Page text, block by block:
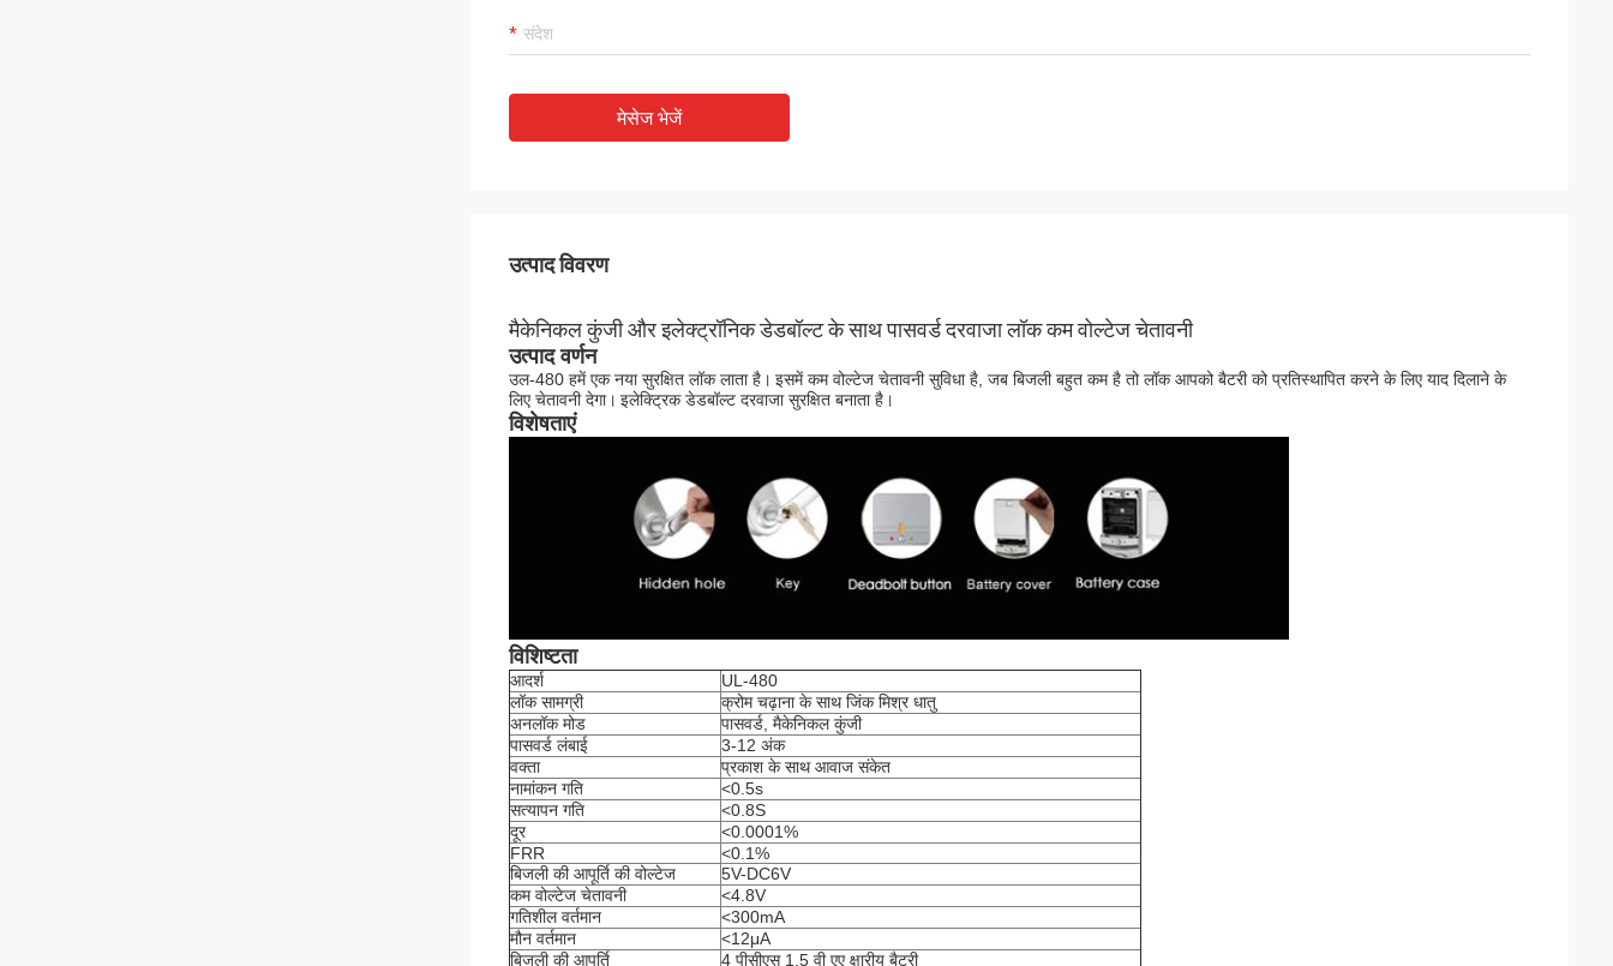
मेसेज भेजें
उत्पाद विवरण
मैकेनिकल कुंजी और इलेक्ट्रॉनिक डेडबॉल्ट के साथ पासवर्ड दरवाजा लॉक कम वोल्टेज चेतावनी
उत्पाद वर्णन
उल-480 हमें एक नया सुरक्षित लॉक लाता है। इसमें कम वोल्टेज चेतावनी सुविधा है, जब बिजली बहुत कम है तो लॉक आपको बैटरी को प्रतिस्थापित करने के लिए याद दिलाने के
लिए चेतावनी देगा। इलेक्ट्रिक डेडबॉल्ट दरवाजा सुरक्षित बनाता है।
विशेषताएं
विशिष्टता
आदर्श
UL-480
लॉक सामग्री
क्रोम चढ़ाना के साथ जिंक मिश्र धातु
अनलॉक मोड
पासवर्ड, मैकेनिकल कुंजी
पासवर्ड लंबाई
3-12 अंक
वक्ता
प्रकाश के साथ आवाज संकेत
नामांकन गति
<0.5s
सत्यापन गति
<0.8S
दूर
<0.0001%
FRR
<0.1%
बिजली की आपूर्ति की वोल्टेज
5V-DC6V
कम वोल्टेज चेतावनी
<4.8V
गतिशील वर्तमान
<300mA
मौन वर्तमान
<12μA
बिजली की आपूर्ति
4 पीसीएस 1.5 वी एए क्षारीय बैटरी